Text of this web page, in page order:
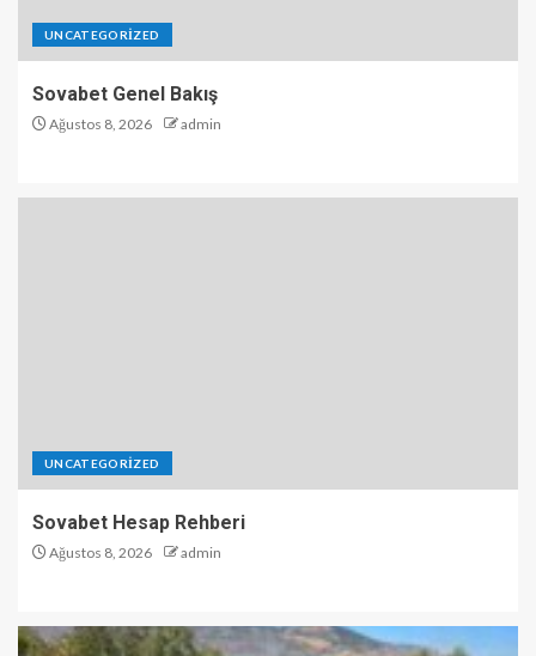
UNCATEGORIZED
Sovabet Genel Bakış
Ağustos 8, 2026 admin
UNCATEGORIZED
Sovabet Hesap Rehberi
Ağustos 8, 2026 admin